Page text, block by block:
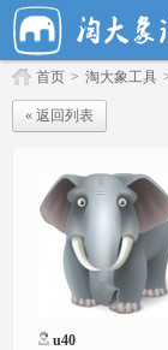
首页 > 淘大象工具
« 返回列表
u40